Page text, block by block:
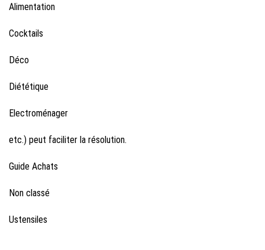
Alimentation
Cocktails
Déco
Diététique
Electroménager
etc.) peut faciliter la résolution.
Guide Achats
Non classé
Ustensiles